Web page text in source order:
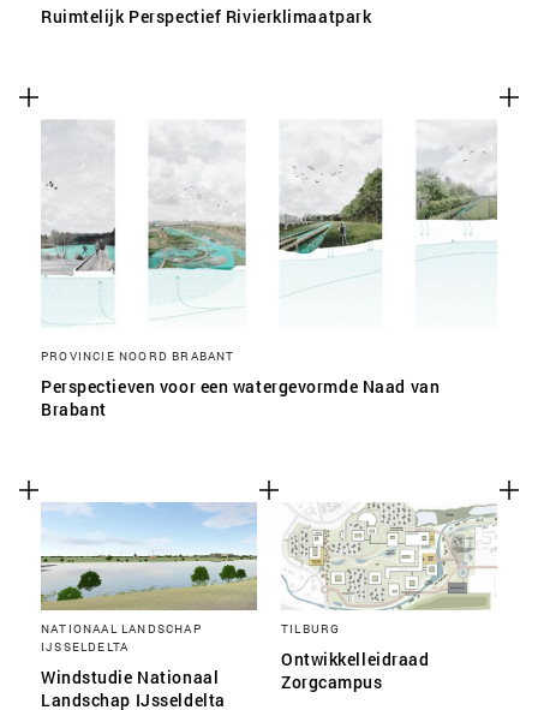
Ruimtelijk Perspectief Rivierklimaatpark
PROVINCIE NOORD BRABANT
Perspectieven voor een watergevormde Naad van
Brabant
NATIONAAL LANDSCHAP
IJSSELDELTA
Windstudie Nationaal
Landschap IJsseldelta
TILBURG
Ontwikkelleidraad
Zorgcampus